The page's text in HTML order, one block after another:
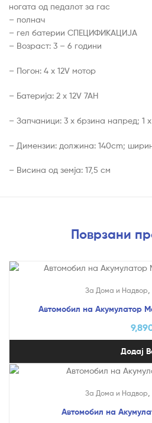
ногата од педалот за гас
– полнач
– гел батерии СПЕЦИФИКАЦИЈА
– Возраст: 3 – 6 години
– Погон: 4 x 12V мотор
– Батерија: 2 x 12V 7AH
– Запчаници: 3 x брзина напред; 1
– Димензии: должина: 140cm;
– Висина од земја: 17,5 см
Поврзани
За Дома и Надвор
Автомобил на Акумулатор
Додај
За Дома и Надвор
Автомобил на